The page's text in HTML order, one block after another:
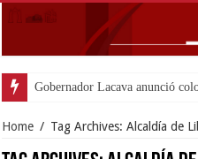
Gobernador Lacava anunció
Home / Tag Archives: Alcaldía de